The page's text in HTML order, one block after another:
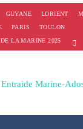
GUYANE LORIENT
PARIS
TOULON
LA MARINE 2025